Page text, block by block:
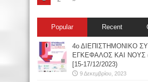
Popular Recent
4ο ΔΙΕΠΙΣΤΗΜΟΝΙΚΟ
ΕΓΚΕΦΑΛΟΣ ΚΑΙ ΝΟΥΣ
[15-17/12/2023)
9 Δεκεμβρίου, 2023